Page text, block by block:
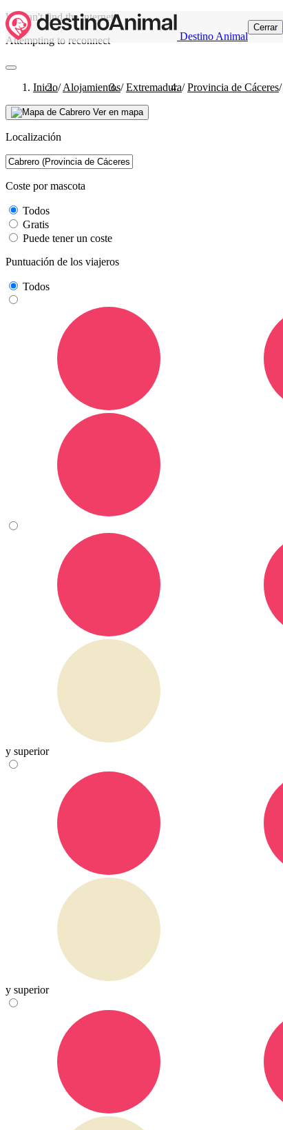
Destino Animal
Cerrar
We can't find the internet
Attempting to reconnect
Inicio/ Alojamientos/ Extremadura/ Provincia de Cáceres/
Ver en mapa
Localización
Coste por mascota
Todos
Gratis
Puede tener un coste
Puntuación de los viajeros
Todos
y superior
y superior